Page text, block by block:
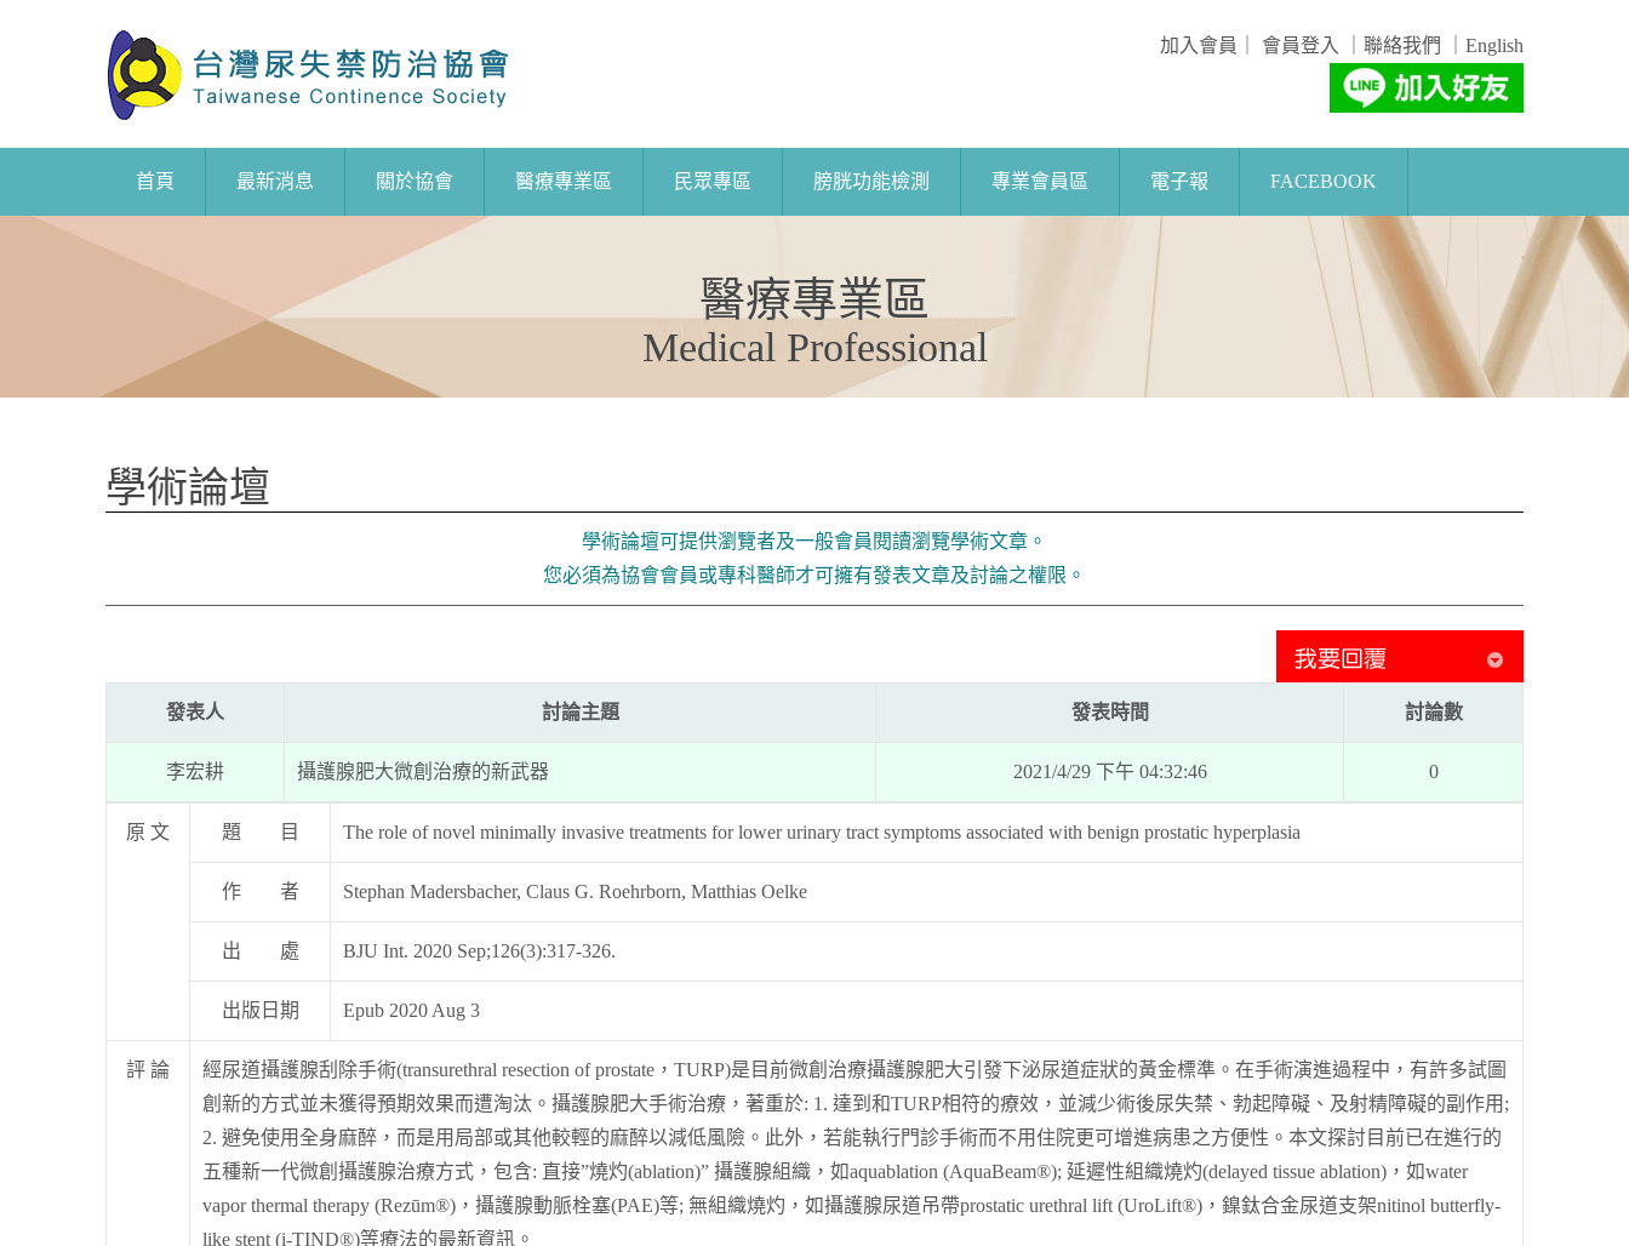
加入會員 會員登入 聯絡我們 English
首頁 最新消息 關於協會 醫療專業區 民眾專區 膀胱功能檢測 專業會員區 電子報 FACEBOOK
醫療專業區
Medical Professional
學術論壇
學術論壇可提供瀏覽者及一般會員閱讀瀏覽學術文章。
您必須為協會會員或專科醫師才可擁有發表文章及討論之權限。
發表人 討論主題 發表時間 討論數
李宏耕 攝護腺肥大微創治療的新武器 2021/4/29 下午 04:32:46 0
原 文 題 目 The role of novel minimally invasive treatments for lower urinary tract symptoms associated with benign prostatic hyperplasia
作 者 Stephan Madersbacher, Claus G. Roehrborn, Matthias Oelke
出 處 BJU Int. 2020 Sep;126(3):317-326.
出版日期 Epub 2020 Aug 3
評 論
經尿道攝護腺刮除手術(transurethral resection of prostate，TURP)是目前微創治療攝護腺肥大引發下泌尿道症狀的黃金標準。在手術演進過程中，有許多試圖
創新的方式並未獲得預期效果而遭淘汰。攝護腺肥大手術治療，著重於: 1. 達到和TURP相符的療效，並減少術後尿失禁、勃起障礙、及射精障礙的副作用;
2. 避免使用全身麻醉，而是用局部或其他較輕的麻醉以減低風險。此外，若能執行門診手術而不用住院更可增進病患之方便性。本文探討目前已在進行的
五種新一代微創攝護腺治療方式，包含: 直接”燒灼(ablation)” 攝護腺組織，如aquablation (AquaBeam®); 延遲性組織燒灼(delayed tissue ablation)，如water
vapor thermal therapy (Rezūm®)，攝護腺動脈栓塞(PAE)等; 無組織燒灼，如攝護腺尿道吊帶prostatic urethral lift (UroLift®)，鎳鈦合金尿道支架nitinol butterfly-
like stent (i-TIND®)等療法的最新資訊。